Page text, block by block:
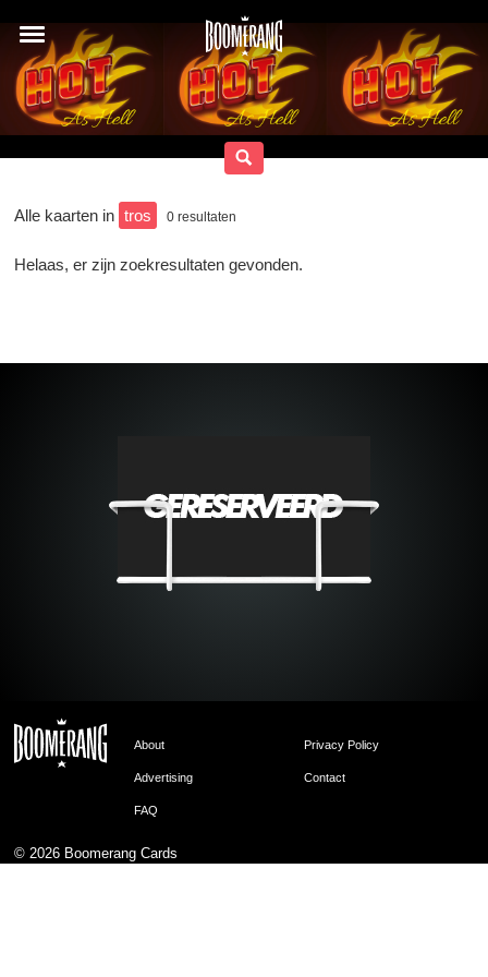
Alle kaarten in tros 0 resultaten
Helaas, er zijn zoekresultaten gevonden.
About Privacy Policy
Advertising Contact
FAQ
© 2026 Boomerang Cards